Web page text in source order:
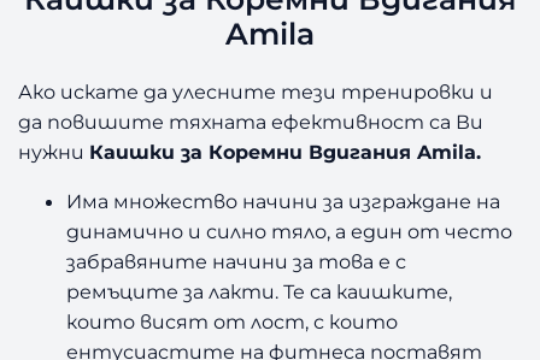
и
и
з
а
Amila
Ако искате да улесните тези тренировки и
да повишите тяхната ефективност са Ви
нужни Каишки за Коремни Вдигания Amila.
Има множество начини за изграждане на
динамично и силно тяло, а един от често
забравяните начини за това е с
ремъците за лакти. Те са каишките,
които висят от лост, с които
ентусиастите на фитнеса поставят